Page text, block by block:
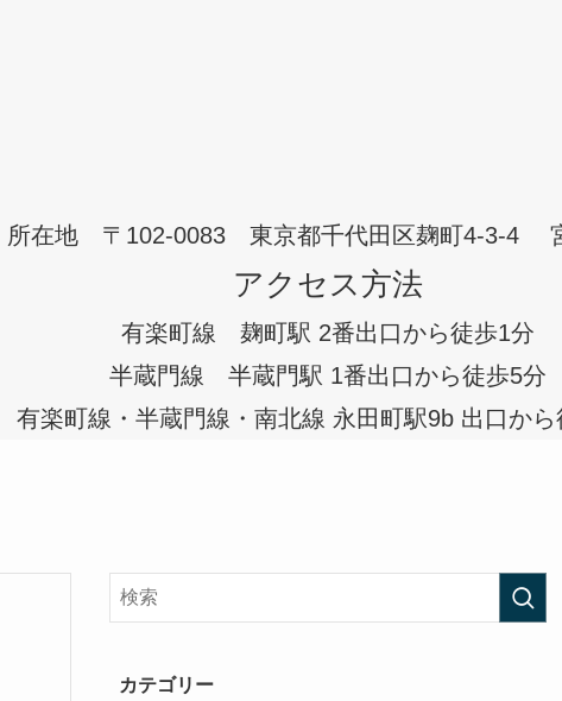
所在地 〒102-0083 東京都千代田区麹町4-3-4
アクセス方法
有楽町線 麹町駅 2番出口から徒歩1分
半蔵門線 半蔵門駅 1番出口から徒歩5分
有楽町線・半蔵門線・南北線 永田町駅9b 出口から
カテゴリー